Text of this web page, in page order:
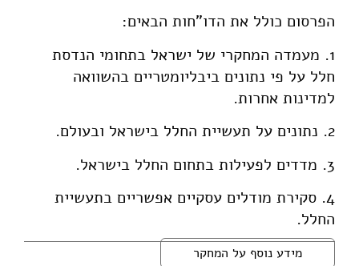
הפרסום כולל את הדו"חות הבאים:
1. מעמדה המחקרי של ישראל בתחומי הנדסת
חלל על פי נתונים ביבליומטריים בהשוואה
למדינות אחרות.
2. נתונים על תעשיית החלל בישראל ובעולם.
3. מדדים לפעילות בתחום החלל בישראל.
4. סקירת מודלים עסקיים אפשריים בתעשיית
החלל.
מידע נוסף על המחקר